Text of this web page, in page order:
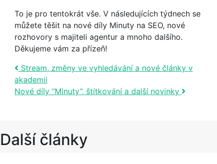
To je pro tentokrát vše. V následujících týdnech se
můžete těšit na nové díly Minuty na SEO, nové
rozhovory s majiteli agentur a mnoho dalšího.
Děkujeme vám za přízeň!
Post navigation
Stream, změny ve vyhledávání a nové články v
akademii
Nové díly “Minuty”, štítkování a další novinky
Další články